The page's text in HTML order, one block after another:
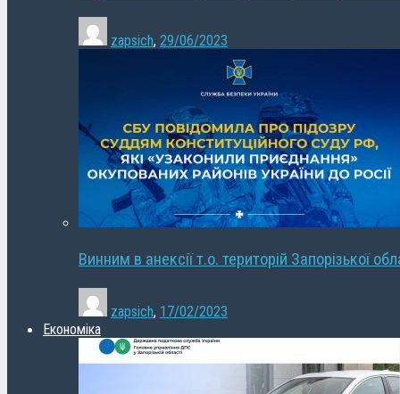
zapsich, 29/06/2023
Винним в анексії т.о. територій Запорізької
zapsich, 17/02/2023
Економіка